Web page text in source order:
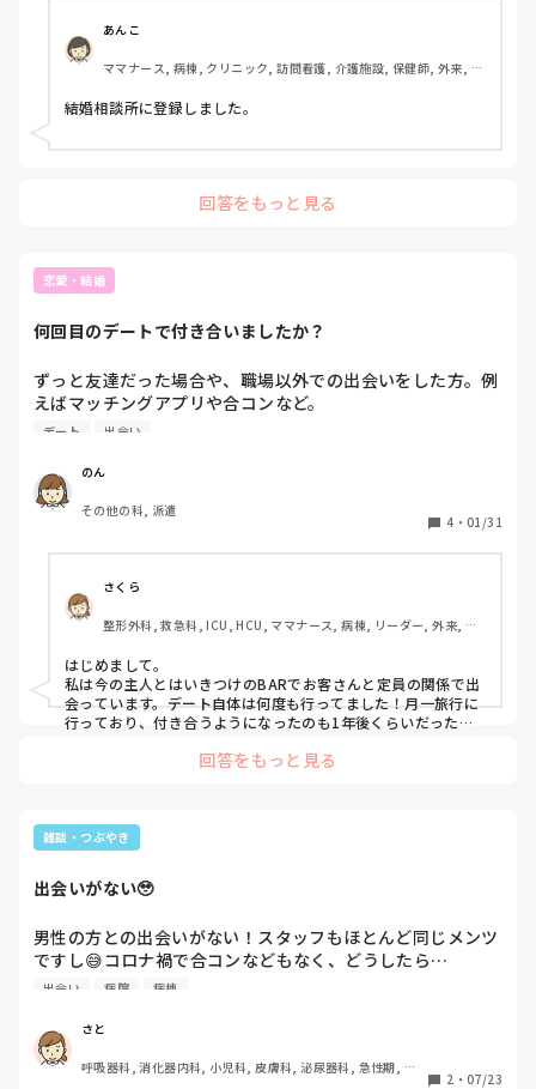
あんこ
ママナース, 病棟, クリニック, 訪問看護, 介護施設, 保健師, 外来, 一
結婚相談所に登録しました。
回答をもっと見る
恋愛・結婚
何回目のデートで付き合いましたか？
ずっと友達だった場合や、職場以外での出会いをした方。例
えばマッチングアプリや合コンなど。
たか。
デート 出会い
のん
その他の科, 派遣
4 ・ 01/31
さくら
整形外科, 救急科, ICU, HCU, ママナース, 病棟, リーダー, 外来, 脳
はじめまして。
私は今の主人とはいきつけのBARでお客さんと定員の関係で出
会っています。デート自体は何度も行ってました！月一旅行に
行っており、付き合うようになったのも1年後くらいだったと
回答をもっと見る
雑談・つぶやき
出会いがない🥹
男性の方との出会いがない！スタッフもほとんど同じメンツ
ですし😅コロナ禍で合コンなどもなく、どうしたら…
出会い 病院 病棟
さと
呼吸器科, 消化器内科, 小児科, 皮膚科, 泌尿器科, 急性期, プ
2 ・ 07/23